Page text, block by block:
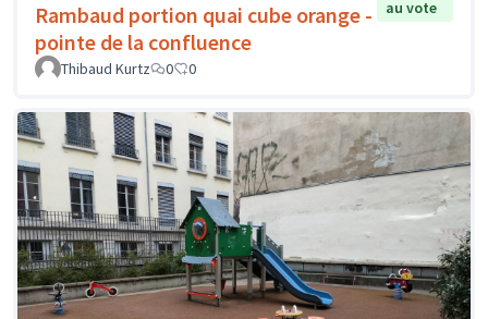
Rambaud portion quai cube orange -
pointe de la confluence
au vote
Thibaud Kurtz 0 0